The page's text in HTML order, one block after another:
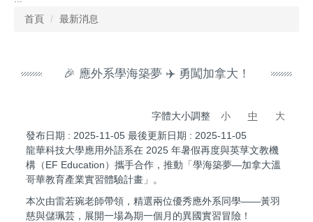
首頁
最新消息
🎉 應外系學海築夢 ✈️ 勇闖加拿大！
字體大小調整 小 中
大
發布日期 : 2025-11-05 最後更新日期 : 2025-11-05
龍華科技大學應用外語系在 2025 年暑假再度與英莩文教機
構（EF Education）攜手合作，推動「學海築夢—加拿大溫
哥華教育產業實習體驗計畫」。
本次由雷若琬老師帶領，精選兩位優秀應外系同學——黃羽
慈與儲珮芸，展開一場為期一個月的異國實習冒險！